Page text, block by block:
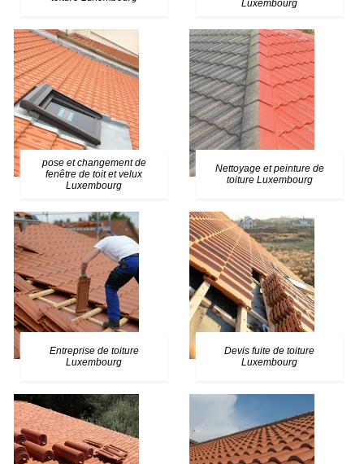
Luxembourg
pose et changement de
fenêtre de toit et velux
Luxembourg
Nettoyage et peinture de
toiture Luxembourg
Entreprise de toiture
Luxembourg
Devis fuite de toiture
Luxembourg